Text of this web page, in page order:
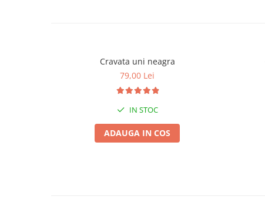
Cravata uni neagra
79,00 Lei
IN STOC
ADAUGA IN COS